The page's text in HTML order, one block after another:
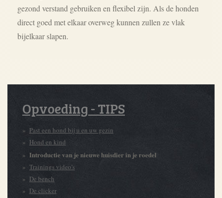
gezond verstand gebruiken en flexibel zijn. Als de honden
direct goed met elkaar overweg kunnen zullen ze vlak
bijelkaar slapen.
Opvoeding - TIPS
Past een hond bij u en uw gezin
Hond en kind
Introductie van je nieuwe huisdier in je roedel
Trainings video's
De bench
De clicker